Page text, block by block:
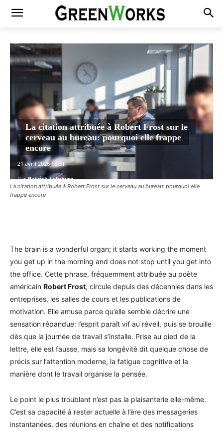
La citation attribuée à Robert Frost sur le cerveau au bureau: pourquoi elle
frappe encore
La citation attribuée à Robert Frost sur le
cerveau au bureau: pourquoi elle frappe
encore
21 avril 2026 18:31
Par Patrick Lefebvre
The brain is a wonderful organ; it starts working the moment
you get up in the morning and does not stop until you get into
the office. Cette phrase, fréquemment attribuée au poète
américain Robert Frost, circule depuis des décennies dans les
entreprises, les salles de cours et les publications de
motivation. Elle amuse parce qu’elle semble décrire une
sensation répandue: l’esprit paraît vif au réveil, puis se brouille
dès que la journée de travail s’installe. Prise au pied de la
lettre, elle est fausse, mais sa longévité dit quelque chose de
précis sur l’attention moderne, la fatigue cognitive et la
manière dont le travail organise la pensée.
Le point le plus troublant n’est pas la plaisanterie elle-même.
C’est sa capacité à rester actuelle à l’ère des messageries
instantanées, des réunions en chaîne et des notifications